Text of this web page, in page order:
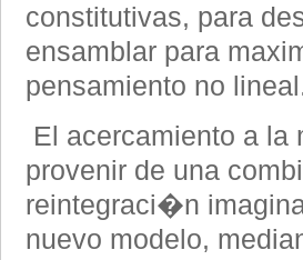
constitutivas, para
ensamblar para
pensamiento no
El acercamiento a
provenir de una
reintegraci�n
nuevo modelo,